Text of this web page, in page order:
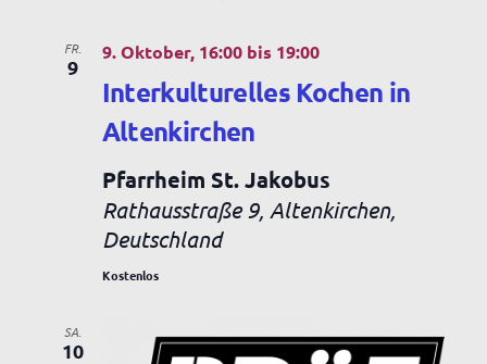
FR.
9
Interkulturelles Kochen in
Altenkirchen
9. Oktober, 16:00bis 19:00
Pfarrheim St. Jakobus
Rathausstraße 9, Altenkirchen,
Deutschland
Kostenlos
SA.
10